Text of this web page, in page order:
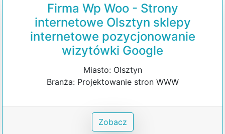
Firma Wp Woo - Strony
internetowe Olsztyn sklepy
internetowe pozycjonowanie
wizytówki Google
Miasto: Olsztyn
Branża: Projektowanie stron WWW
Zobacz